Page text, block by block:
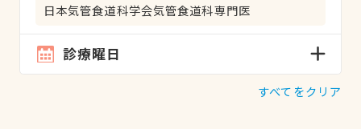
日本気管食道科学会気管食道科専門医
診療曜日
すべてをクリア